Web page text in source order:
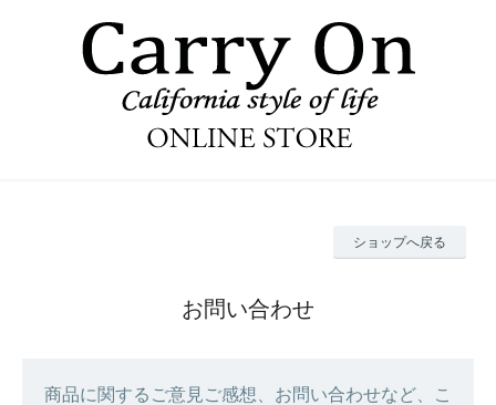
ショップへ戻る
お問い合わせ
商品に関するご意見ご感想、お問い合わせなど、こ